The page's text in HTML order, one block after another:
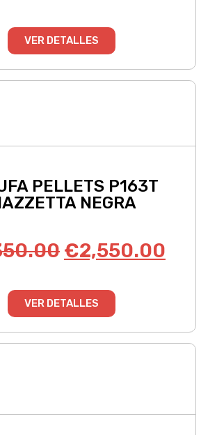
VER DETALLES
PELLETS P163T
NEGRA
€2,550.00
VER DETALLES